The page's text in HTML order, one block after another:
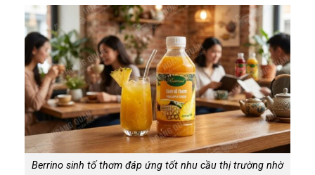
Berrino sinh tố thơm đáp ứng tốt nhu cầu thị trường nhờ